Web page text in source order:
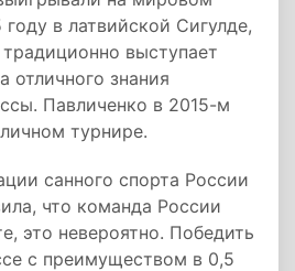
году в латвийской Сигулде,
выступает
отличного знания
Павличенко в 2015-м
турнире.
санного спорта России
что команда России
это невероятно. Победить
с преимуществом в 0,5